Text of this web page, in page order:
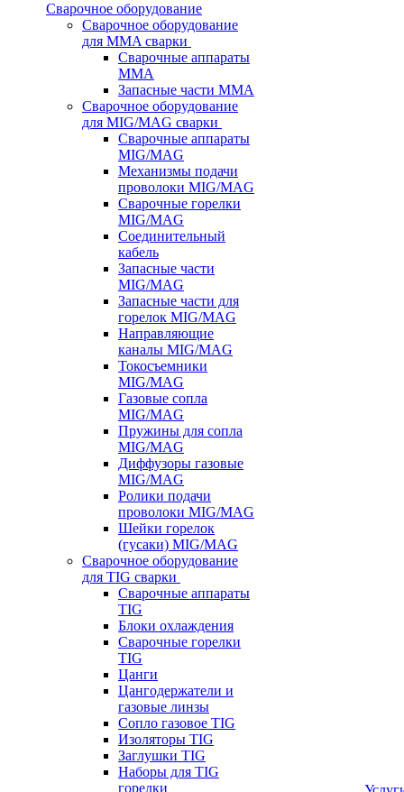
Сварочное оборудование
Сварочное оборудование
для MMA сварки
Сварочные аппараты
MMA
Запасные части MMA
Сварочное оборудование
для MIG/MAG сварки
Сварочные аппараты
MIG/MAG
Механизмы подачи
проволоки MIG/MAG
Сварочные горелки
MIG/MAG
Соединительный
кабель
Запасные части
MIG/MAG
Запасные части для
горелок MIG/MAG
Направляющие
каналы MIG/MAG
Токосъемники
MIG/MAG
Газовые сопла
MIG/MAG
Пружины для сопла
MIG/MAG
Диффузоры газовые
MIG/MAG
Ролики подачи
проволоки MIG/MAG
Шейки горелок
(гусаки) MIG/MAG
Сварочное оборудование
для TIG сварки
Сварочные аппараты
TIG
Блоки охлаждения
Сварочные горелки
TIG
Цанги
Цангодержатели и
газовые линзы
Сопло газовое TIG
Изоляторы TIG
Заглушки TIG
Наборы для TIG
горелки